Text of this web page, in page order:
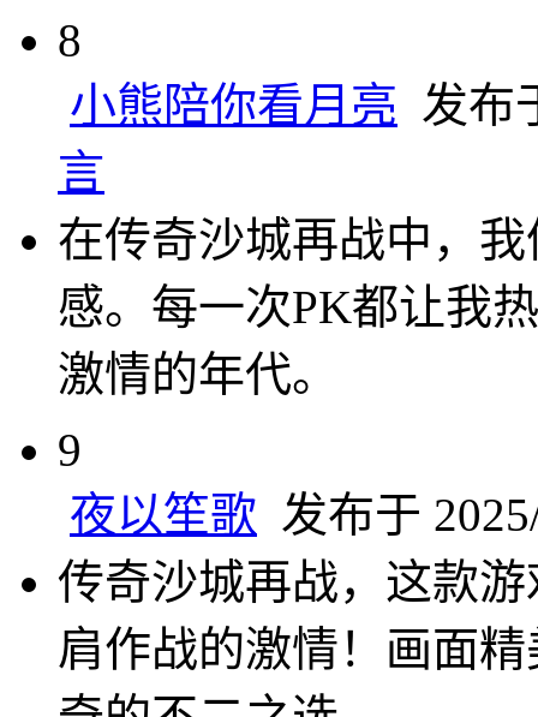
8
小熊陪你看月亮 发布
言
在传奇沙城再战中，
感。每一次PK都让我
激情的年代。
9
夜以笙歌 发布于
传奇沙城再战，这款
肩作战的激情！画面